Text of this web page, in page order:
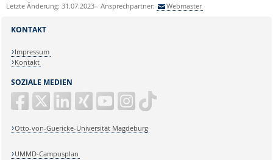
Letzte Änderung: 31.07.2023 - Ansprechpartner: Webmaster
SOZIALE MEDIEN
Otto-von-Guericke-Universität Magdeburg
KONTAKT
Impressum
Kontakt
UMMD-Campusplan